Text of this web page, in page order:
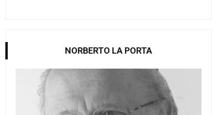
NORBERTO LA PORTA